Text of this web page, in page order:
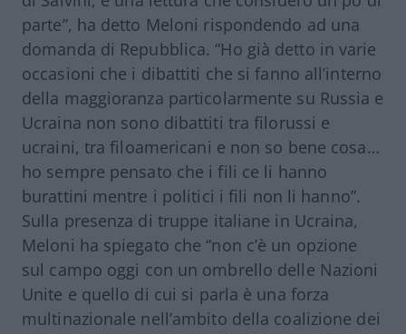
parte”, ha detto Meloni rispondendo ad una
domanda di Repubblica. “Ho già detto in varie
occasioni che i dibattiti che si fanno all’interno
della maggioranza particolarmente su Russia e
Ucraina non sono dibattiti tra filorussi e
ucraini, tra filoamericani e non so bene cosa…
ho sempre pensato che i fili ce li hanno
burattini mentre i politici i fili non li hanno”.
Sulla presenza di truppe italiane in Ucraina,
Meloni ha spiegato che “non c’è un opzione
sul campo oggi con un ombrello delle Nazioni
Unite e quello di cui si parla è una forza
multinazionale nell’ambito della coalizione dei